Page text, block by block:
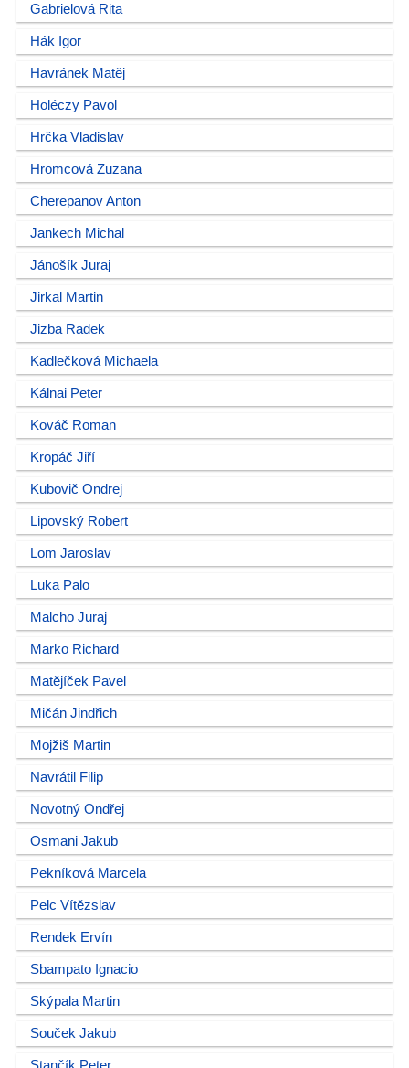
Gabrielová Rita
Hák Igor
Havránek Matěj
Holéczy Pavol
Hrčka Vladislav
Hromcová Zuzana
Cherepanov Anton
Jankech Michal
Jánošík Juraj
Jirkal Martin
Jizba Radek
Kadlečková Michaela
Kálnai Peter
Kováč Roman
Kropáč Jiří
Kubovič Ondrej
Lipovský Robert
Lom Jaroslav
Luka Palo
Malcho Juraj
Marko Richard
Matějíček Pavel
Mičán Jindřich
Mojžiš Martin
Navrátil Filip
Novotný Ondřej
Osmani Jakub
Pekníková Marcela
Pelc Vítězslav
Rendek Ervín
Sbampato Ignacio
Skýpala Martin
Souček Jakub